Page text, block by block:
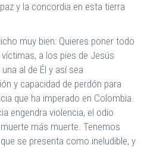
y la concordia en esta tierra
muy bien: Quieres poner todo
a los pies de Jesús
al de Él y así sea
y capacidad de perdón para
que ha imperado en Colombia.
engendra violencia, el odio
más muerte. Tenemos
se presenta como ineludible, y